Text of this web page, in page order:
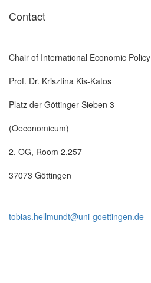
Contact
Chair of International Economic Policy
Prof. Dr. Krisztina Kis-Katos
Platz der Göttinger Sieben 3
(Oeconomicum)
2. OG, Room 2.257
37073 Göttingen
tobias.hellmundt@uni-goettingen.de